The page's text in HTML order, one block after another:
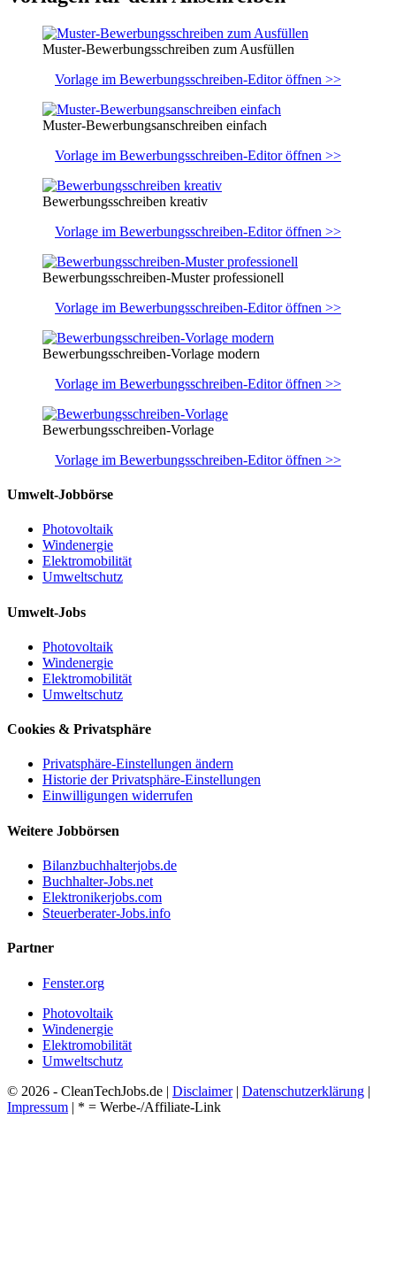
Muster-Bewerbungsschreiben zum Ausfüllen
Vorlage im Bewerbungsschreiben-Editor öffnen >>
Muster-Bewerbungsanschreiben einfach
Vorlage im Bewerbungsschreiben-Editor öffnen >>
Bewerbungsschreiben kreativ
Vorlage im Bewerbungsschreiben-Editor öffnen >>
Bewerbungsschreiben-Muster professionell
Vorlage im Bewerbungsschreiben-Editor öffnen >>
Bewerbungsschreiben-Vorlage modern
Vorlage im Bewerbungsschreiben-Editor öffnen >>
Bewerbungsschreiben-Vorlage
Vorlage im Bewerbungsschreiben-Editor öffnen >>
Umwelt-Jobbörse
Photovoltaik
Windenergie
Elektromobilität
Umweltschutz
Umwelt-Jobs
Photovoltaik
Windenergie
Elektromobilität
Umweltschutz
Cookies & Privatsphäre
Privatsphäre-Einstellungen ändern
Historie der Privatsphäre-Einstellungen
Einwilligungen widerrufen
Weitere Jobbörsen
Bilanzbuchhalterjobs.de
Buchhalter-Jobs.net
Elektronikerjobs.com
Steuerberater-Jobs.info
Partner
Fenster.org
Photovoltaik
Windenergie
Elektromobilität
Umweltschutz
© 2026 - CleanTechJobs.de | Disclaimer| Datenschutzerklärung |
Impressum | * = Werbe-/Affiliate-Link